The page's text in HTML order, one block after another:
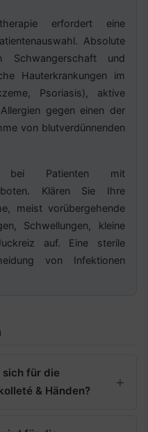
erfordert eine
Absolute
Schwangerschaft und
Hauterkrankungen im
Psoriasis), aktive
gegen einen der
von blutverdünnenden
bei Patienten mit
Klären Sie Ihre
meist vorübergehende
Schwellungen, kleine
auf. Eine sterile
von Infektionen
für die
& Händen?